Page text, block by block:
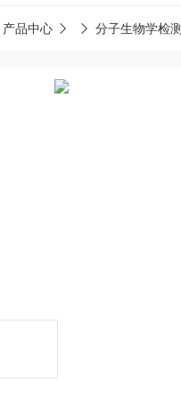
产品中心 分子生物学检测